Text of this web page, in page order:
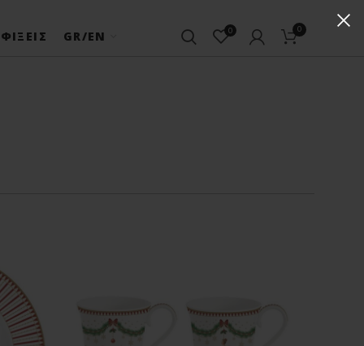
GR/EN 0 0